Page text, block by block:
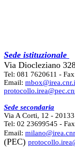
Sede istituzionale
Via Diocleziano
Tel: 081 7620611 -
Email:
Sede secondaria
Via A Corti, 12 -
Tel: 02 23699545 -
Email:
(PEC)